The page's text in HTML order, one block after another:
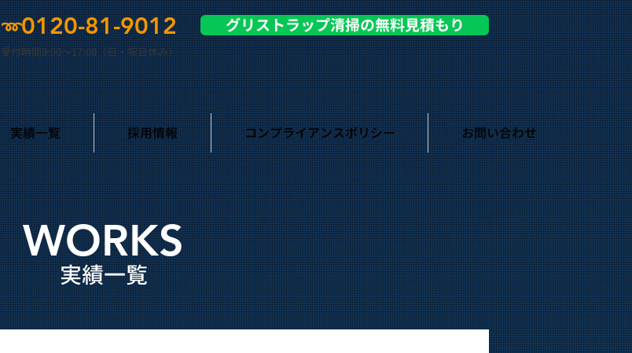
➿0120-81-9012
受付時間9:00〜17:00（日・祝日休み）
グリストラップ清掃の無料見積もり
実績一覧 採用情報 コンプライアンスポリシー お問い合わせ
WORKS
実績一覧